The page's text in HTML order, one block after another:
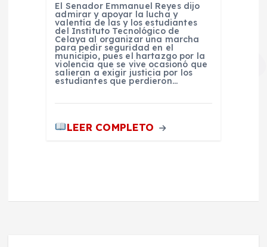
El Senador Emmanuel Reyes dijo
admirar y apoyar la lucha y
valentía de las y los estudiantes
del Instituto Tecnológico de
Celaya al organizar una marcha
para pedir seguridad en el
municipio, pues el hartazgo por la
violencia que se vive ocasionó que
salieran a exigir justicia por los
estudiantes que perdieron…
LEER COMPLETO